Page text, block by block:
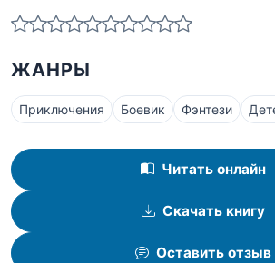
ЖАНРЫ
Приключения Боевик Фэнтези
Читать онлайн
Скачать книгу
Оставить отзыв